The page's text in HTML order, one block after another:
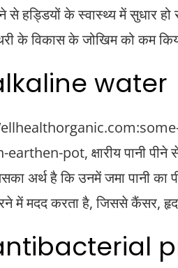
से हड्डियों के स्वास्थ्य में सुधार
के विकास के जोखिम को कम
water
earthen-pot, क्षारीय पानी पीने
अर्थ है कि उनमें जमा पानी का
में मदद करता है, जिससे कैंसर, हृदय